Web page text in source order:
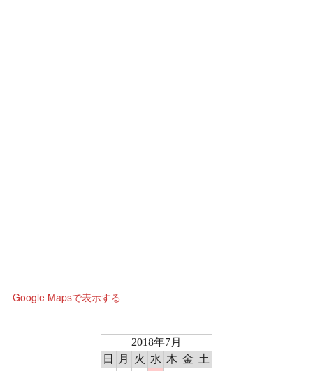
Google Mapsで表示する